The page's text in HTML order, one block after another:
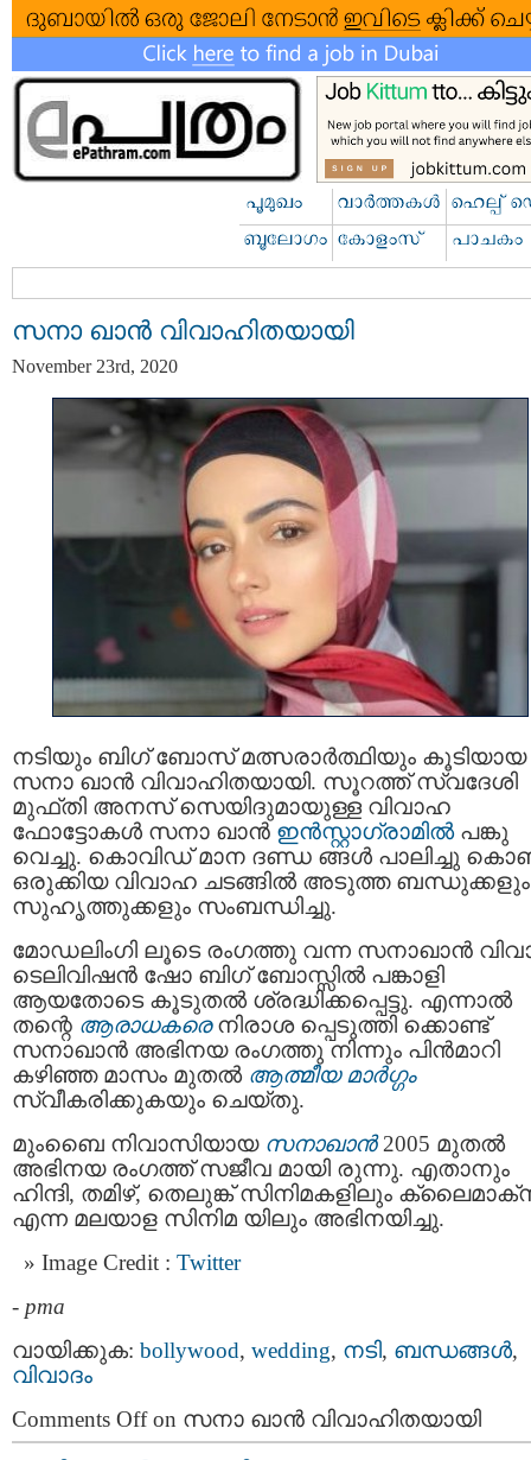
സനാ ഖാൻ വിവാഹിതയായി
November 23rd, 2020
ന‌ടിയും ബിഗ് ബോസ് മത്സരാർത്ഥിയും കൂടിയായ
സനാ ഖാൻ വിവാഹിതയായി. സൂറത്ത് സ്വദേശി
മുഫ്തി അനസ് സെയിദുമായുള്ള വിവാഹ
ഫോട്ടോകള്‍ സനാ ഖാന്‍ ഇൻസ്റ്റാഗ്രാമില്‍ പങ്കു
വെച്ചു. കൊവിഡ് മാന ദണ്ഡ ങ്ങൾ പാലിച്ചു
ഒരുക്കിയ വിവാഹ ചടങ്ങിൽ അടുത്ത ബന്ധുക്കളും
സുഹൃത്തുക്കളും സംബന്ധിച്ചു.
മോഡലിംഗി ലൂടെ രംഗത്തു വന്ന സനാഖാന്‍
ടെലിവിഷന്‍ ഷോ ബിഗ് ബോസ്സില്‍ പങ്കാളി
ആയതോടെ കൂടുതല്‍ ശ്രദ്ധിക്കപ്പെട്ടു. എന്നാല്‍
തന്റെ ആരാധകരെനിരാശ പ്പെടുത്തി ക്കൊണ്ട്
സനാഖാന്‍ അഭിനയ രംഗത്തു നിന്നും പിന്‍മാറി
കഴിഞ്ഞ മാസം മുതല്‍ ആത്മീയ മാര്‍ഗ്ഗം
സ്വീകരിക്കുകയും ചെയ്തു.
മുംബെെ നിവാസിയായ സനാഖാന്‍2005 മുതല്‍
അഭിനയ രംഗത്ത് സജീവ മായി രുന്നു. എതാനും
ഹിന്ദി, തമിഴ്, തെലുങ്ക് സിനിമകളിലും
എന്ന മലയാള സിനിമ യിലും അഭിനയിച്ചു.
Image Credit : Twitter
- pma
വായിക്കുക: bollywood, wedding, നടി, ബന്ധങ്ങള്‍,
വിവാദം
Comments Offon സനാ ഖാൻ വിവാഹിതയായി